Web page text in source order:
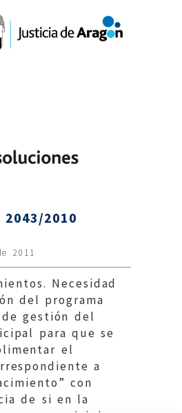
2043/2010
2011
Necesidad
del programa
gestión del
para que se
el
a
con
de si en la